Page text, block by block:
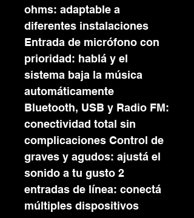
ohms: adaptable a
diferentes instalaciones
Entrada de micrófono con
prioridad: hablá y el
sistema baja la música
automáticamente
Bluetooth, USB y Radio FM:
conectividad total sin
complicaciones Control de
graves y agudos: ajustá el
sonido a tu gusto 2
entradas de línea: conectá
múltiples dispositivos